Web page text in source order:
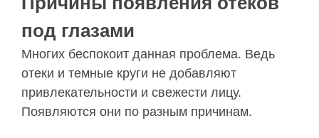
под глазами
Многих беспокоит данная проблема. Ведь
отеки и темные круги не добавляют
привлекательности и свежести лицу.
Появляются они по разным причинам.